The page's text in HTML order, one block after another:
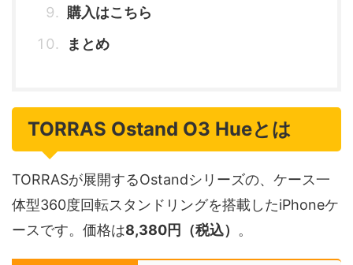
購入はこちら
まとめ
TORRAS Ostand O3 Hueとは
TORRASが展開するOstandシリーズの、ケース一
体型360度回転スタンドリングを搭載したiPhoneケ
ースです。価格は8,380円（税込） 。